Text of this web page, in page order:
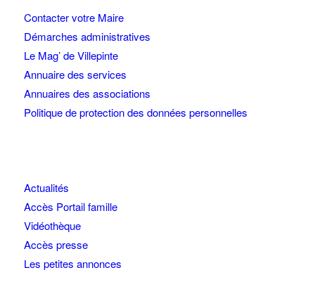
Contacter votre Maire
Démarches administratives
Le Mag’ de Villepinte
Annuaire des services
Annuaires des associations
Politique de protection des données personnelles
Actualités
Accès Portail famille
Vidéothèque
Accès presse
Les petites annonces